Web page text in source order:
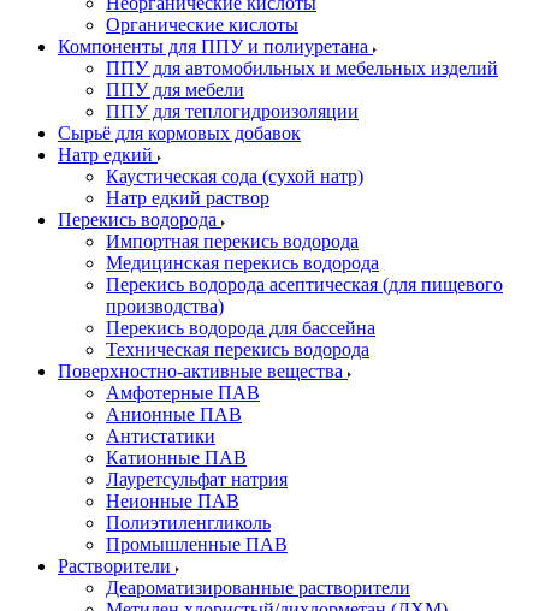
Органические кислоты
Компоненты для ППУ и полиуретана
ППУ для автомобильных и мебельных изделий
ППУ для мебели
ППУ для теплогидроизоляции
Сырьё для кормовых добавок
Натр едкий
Каустическая сода (сухой натр)
Натр едкий раствор
Перекись водорода
Импортная перекись водорода
Медицинская перекись водорода
Перекись водорода асептическая (для пищевого
производства)
Перекись водорода для бассейна
Техническая перекись водорода
Поверхностно-активные вещества
Амфотерные ПАВ
Анионные ПАВ
Антистатики
Катионные ПАВ
Лауретсульфат натрия
Неионные ПАВ
Полиэтиленгликоль
Промышленные ПАВ
Растворители
Деароматизированные растворители